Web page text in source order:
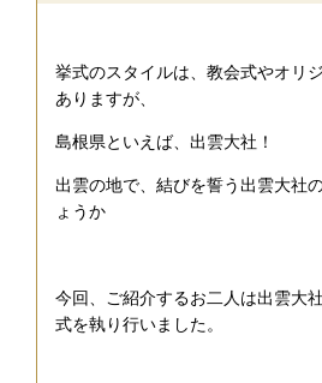
挙式のスタイルは、教会式やオリ
ありますが、
島根県といえば、出雲大社！
出雲の地で、結びを誓う出雲大社
ょうか
今回、ご紹介するお二人は出雲大
式を執り行いました。